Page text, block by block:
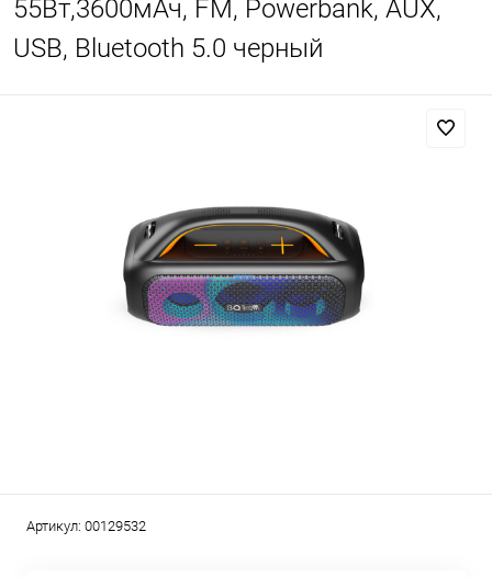
55Вт,3600мАч, FM, Powerbank, AUX,
USB, Bluetooth 5.0 черный
Артикул: 00129532